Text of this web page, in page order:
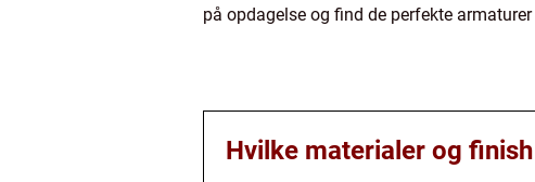
på opdagelse og find de perfekte
Hvilke materialer og